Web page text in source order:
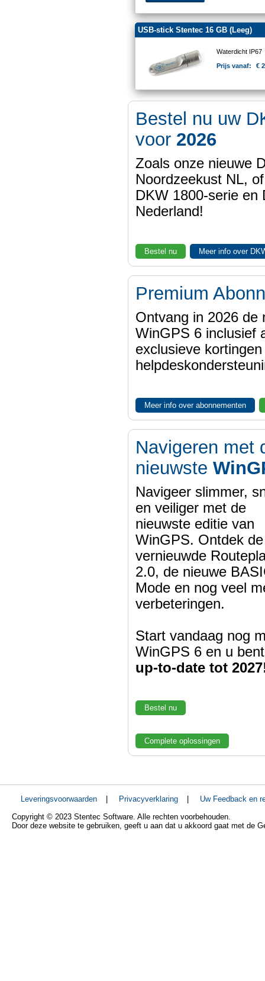
USB-stick Stentec 16 GB (Leeg)
Waterdicht IP67
Prijs vanaf:
€
Bestel nu uw
voor 2026
Zoals onze nieuwe
Noordzeekust NL,
DKW 1800-serie en
Nederland!
Bestel nu Meer info over
Premium
Ontvang in 2026 de
WinGPS 6 inclusief
exclusieve
Meer info over abonnementen
Navigeren met
nieuwste
Navigeer slimmer,
en veiliger met de
nieuwste editie van
WinGPS. Ontdek de
vernieuwde
2.0, de nieuwe
Mode en nog veel
verbeteringen.
Start vandaag nog
WinGPS 6 en u bent
up-to-date tot
Bestel nu
Complete oplossingen
Leveringsvoorwaarden | Privacyverklaring |
Uw Feedback en
Copyright © 2023 Stentec Software. Alle rechten voorbehouden.
Door deze website te gebruiken, geeft u aan dat u akkoord gaat met de